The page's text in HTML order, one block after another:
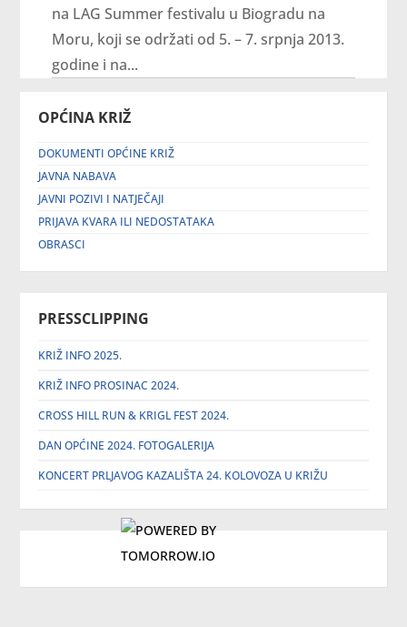
OPĆINA KRIŽ
DOKUMENTI OPĆINE KRIŽ
JAVNA NABAVA
JAVNI POZIVI I NATJEČAJI
PRIJAVA KVARA ILI NEDOSTATAKA
OBRASCI
PRESSCLIPPING
KRIŽ INFO 2025.
KRIŽ INFO PROSINAC 2024.
CROSS HILL RUN & KRIGL FEST 2024.
DAN OPĆINE 2024. FOTOGALERIJA
KONCERT PRLJAVOG KAZALIŠTA 24. KOLOVOZA U KRIŽU
na LAG Summer festivalu u Biogradu na
Moru, koji se održati od 5. – 7. srpnja 2013.
godine i na...